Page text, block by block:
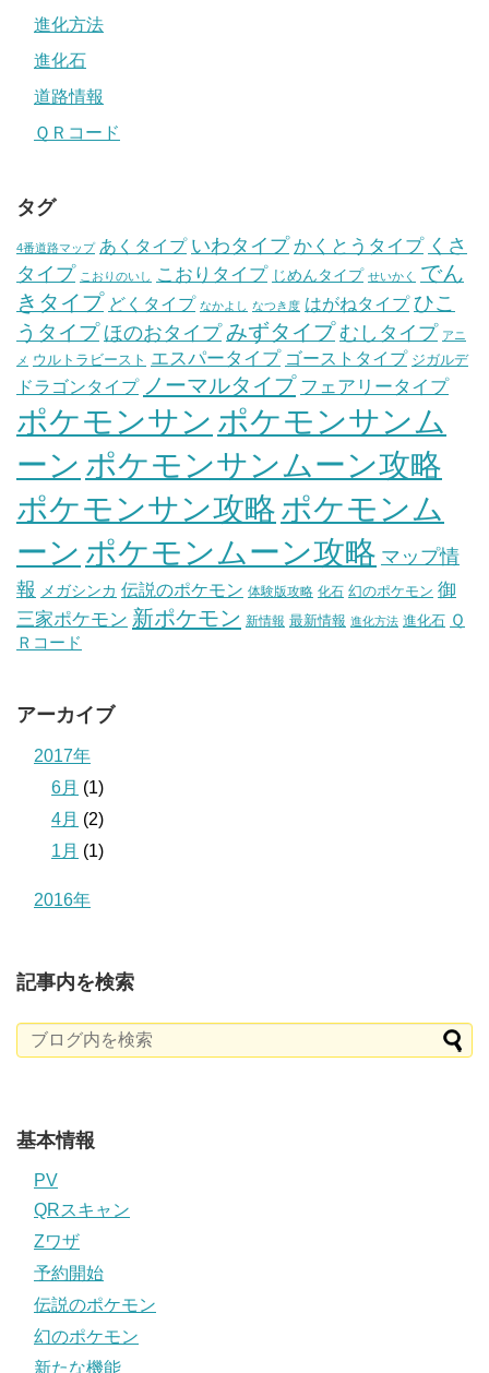
進化方法
進化石
道路情報
ＱＲコード
タグ
4番道路マップ あくタイプ いわタイプ かくとうタイプ くさ
タイプ こおりのいし こおりタイプ じめんタイプ せいかく
でん
きタイプ どくタイプ なかよし なつき度 はがねタイプ ひこ
うタイプ ほのおタイプ みずタイプ むしタイプ アニ
メ ウルトラビースト エスパータイプ ゴーストタイプ ジガルデ
ドラゴンタイプ ノーマルタイプ フェアリータイプ
ポケモンサン ポケモンサンム
ーン ポケモンサンムーン攻略
ポケモンサン攻略ポケモンム
ーン ポケモンムーン攻略 マップ情
報 メガシンカ 伝説のポケモン 体験版攻略 化石 幻のポケモン 御
三家ポケモン 新ポケモン 新情報 最新情報 進化方法 進化石 Ｑ
Ｒコード
アーカイブ
2017年
6月 (1)
4月 (2)
1月 (1)
2016年
記事内を検索
基本情報
PV
QRスキャン
Zワザ
予約開始
伝説のポケモン
幻のポケモン
新たな機能